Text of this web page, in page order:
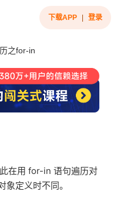
下载APP 登录
之for-in
在用 for-in 语句遍历对
定义时不同。